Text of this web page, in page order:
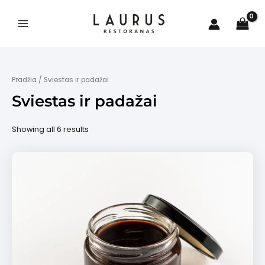
turinioMain
Pradžia / Sviestas ir padažai
Sviestas ir padažai
Showing all 6 results